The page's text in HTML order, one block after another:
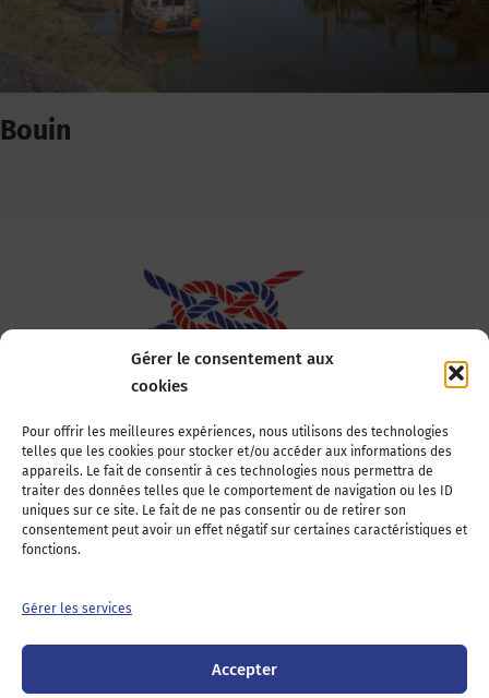
Gérer le consentement aux
cookies
Pour offrir les meilleures expériences, nous utilisons des technologies
telles que les cookies pour stocker et/ou accéder aux informations des
appareils. Le fait de consentir à ces technologies nous permettra de
traiter des données telles que le comportement de navigation ou les ID
uniques sur ce site. Le fait de ne pas consentir ou de retirer son
consentement peut avoir un effet négatif sur certaines caractéristiques et
fonctions.
Gérer les services
Accepter
Bouin
Association Nationale des Elus des Littoraux
22, boulevard de la Tour-Maubourg
75007 Paris
Tél : 01 44 11 11 70
E-mail : anel-secretariat@anel.asso.fr
Devenez adhérents
Twitter